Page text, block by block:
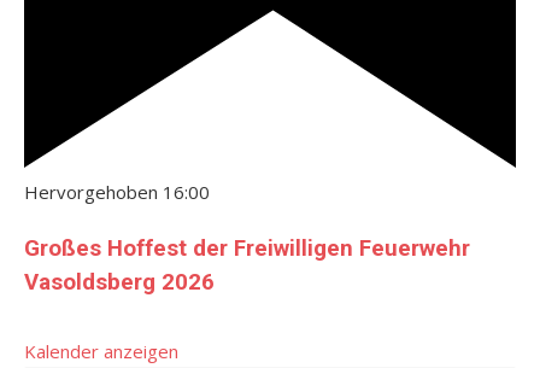
Hervorgehoben 16:00
Großes Hoffest der Freiwilligen Feuerwehr
Vasoldsberg 2026
Kalender anzeigen